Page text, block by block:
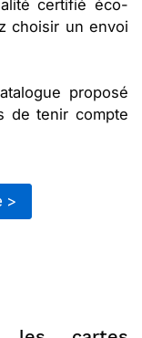
certifié éco-
choisir un envoi
proposé
de tenir compte
>